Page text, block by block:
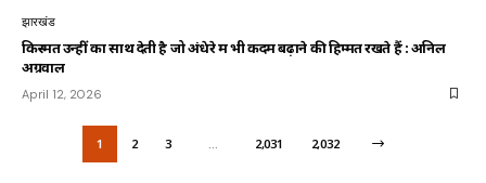
झारखंड
किस्मत उन्हीं का साथ देती है जो अंधेरे में भी कदम बढ़ाने की हिम्मत रखते हैं : अनिल
अग्रवाल
April 12, 2026
1 2 3 2,031 2,032